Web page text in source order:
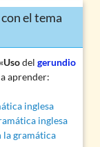
el tema
Usodel gerundio
aprender:
inglesa
inglesa
la gramática